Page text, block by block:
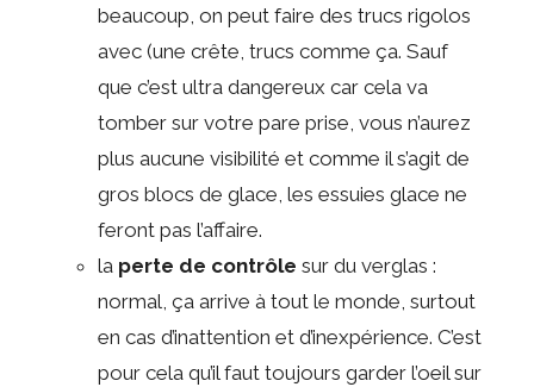
beaucoup, on peut faire des trucs rigolos
avec (une crête, trucs comme ça. Sauf
que c’est ultra dangereux car cela va
tomber sur votre pare prise, vous n’aurez
plus aucune visibilité et comme il s’agit de
gros blocs de glace, les essuies glace ne
feront pas l’affaire.
la perte de contrôle sur du verglas :
normal, ça arrive à tout le monde, surtout
en cas d’inattention et d’inexpérience. C’est
pour cela qu’il faut toujours garder l’oeil sur